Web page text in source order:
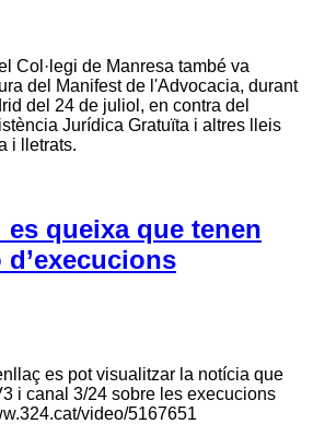
Col·legi de Manresa també va
del Manifest de l'Advocacia, durant
del 24 de juliol, en contra del
Jurídica Gratuïta i altres lleis
i lletrats.
es queixa que tenen
es pot visualitzar la notícia que
i canal 3/24 sobre les execucions
video/5167651